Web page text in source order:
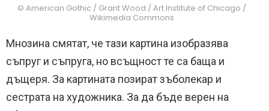
© American Gothic / Grant Wood / Art Institute of Chicago /
Wikimedia Commons
Мнозина смятат, че тази картина изобразява
съпруг и съпруга, но всъщност те са баща и
дъщеря. За картината позират зъболекар и
сестрата на художника. За да бъде верен на